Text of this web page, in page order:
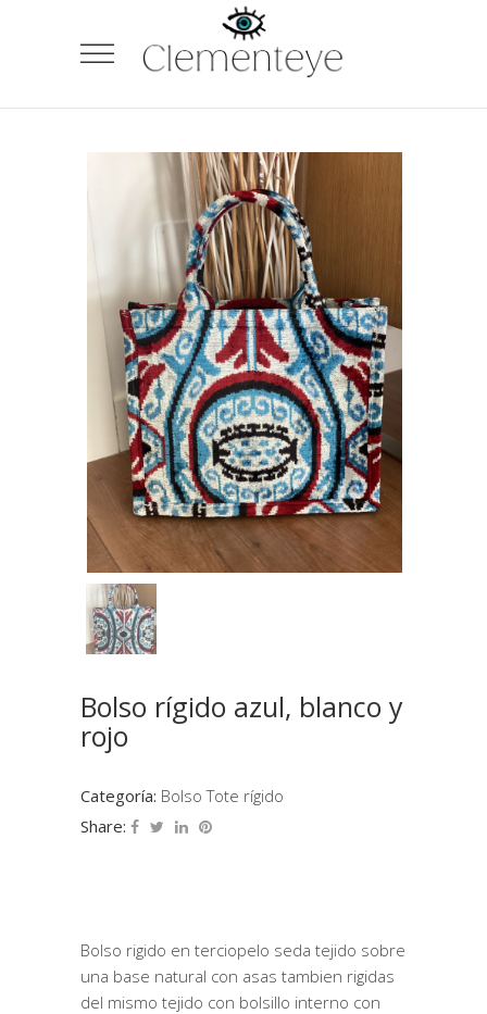
Bolso rígido azul, blanco y
rojo
Categoría: Bolso Tote rígido
Share:
Bolso rigido en terciopelo seda tejido sobre
una base natural con asas tambien rigidas
del mismo tejido con bolsillo interno con